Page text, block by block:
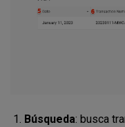
Búsqueda: busca